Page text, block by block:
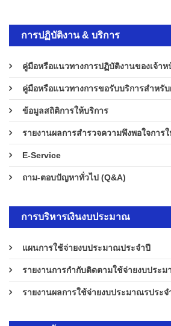
การปฏิบัติงาน & บริการ
คู่มือหรือแนวทางการปฏิบัติงานของเจ้าห
คู่มือหรือแนวทางการขอรับบริการสำหรั
ข้อมูลสถิติการให้บริการ
รายงานผลการสำรวจความพึงพอใจการ
E-Service
ถาม-ตอบปัญหาทั่วไป (Q&A)
การบริหารเงินงบประมาณ
แผนการใช้จ่ายงบประมาณประจำปี
รายงานการกำกับติดตามใช้จ่ายงบประ
รายงานผลการใช้จ่ายงบประมาณรประจ